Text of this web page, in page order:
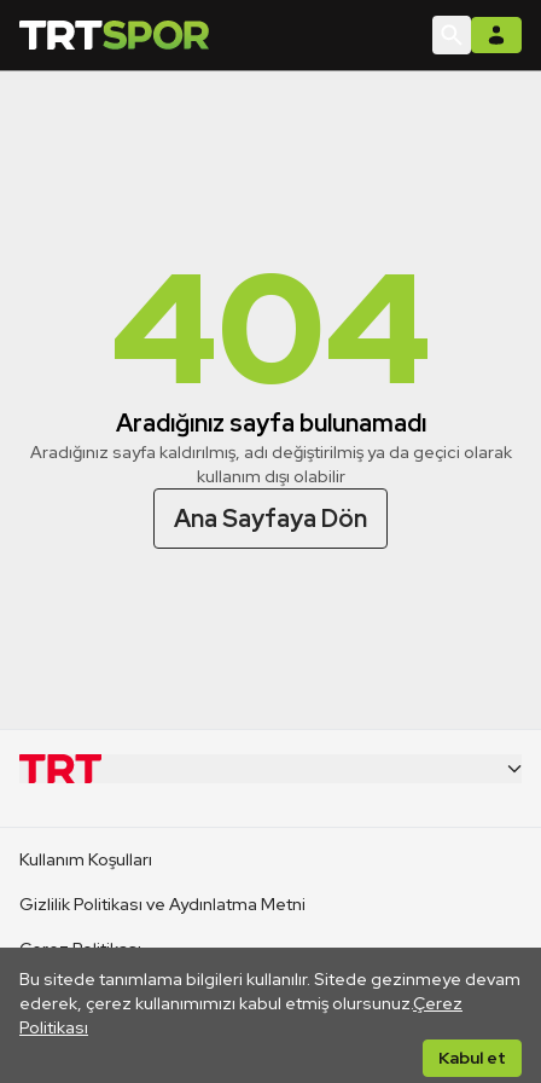
404
Aradığınız sayfa bulunamadı
Aradığınız sayfa kaldırılmış, adı değiştirilmiş ya da geçici olarak
kullanım dışı olabilir
Ana Sayfaya Dön
Bu sitede tanımlama bilgileri kullanılır. Sitede gezinmeye devam
ederek, çerez kullanımımızı kabul etmiş olursunuz.Çerez
Politikası
Kabul et
CANLI YAYINLAR
Kullanım Koşulları
Gizlilik Politikası ve Aydınlatma Metni
Çerez Politikası
İletişim
Her hakkı saklıdır. ©2026 TRT. Bağlantı yoluyla gidilen dış